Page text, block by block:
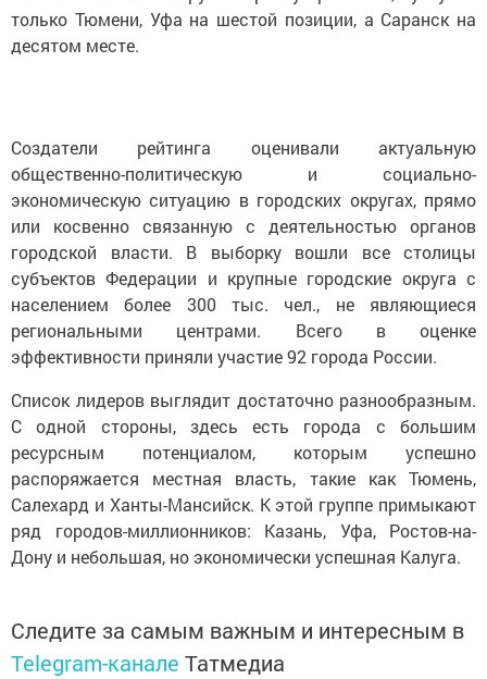
только Тюмени, Уфа на шестой позиции, а Саранск на
десятом месте.
Создатели рейтинга оценивали актуальную
общественно-политическую и социально-
экономическую ситуацию в городских округах, прямо
или косвенно связанную с деятельностью органов
городской власти. В выборку вошли все столицы
субъектов Федерации и крупные городские округа с
населением более 300 тыс. чел., не являющиеся
региональными центрами. Всего в оценке
эффективности приняли участие 92 города России.
Список лидеров выглядит достаточно разнообразным.
С одной стороны, здесь есть города с большим
ресурсным потенциалом, которым успешно
распоряжается местная власть, такие как Тюмень,
Салехард и Ханты-Мансийск. К этой группе примыкают
ряд городов-миллионников: Казань, Уфа, Ростов-на-
Дону и небольшая, но экономически успешная Калуга.
Следите за самым важным и интересным в
Telegram-канале Татмедиа